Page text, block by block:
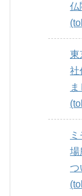
仏
東
社
場
つ